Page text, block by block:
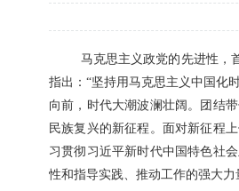
马克思主义政党的先进性，
指出：“坚持用马克思主义中国化
向前，时代大潮波澜壮阔。团结
民族复兴的新征程。面对新征程
习贯彻习近平新时代中国特色社
性和指导实践、推动工作的强大